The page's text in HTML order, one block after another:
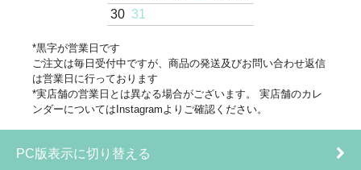
30 31
*黒字が営業日です
ご注文は毎日受付中ですが、商品の発送及びお問い合わせ返信
は営業日に行っております
*実店舗の営業日とは異なる場合がございます。 実店舗のカレ
ンダーについてはInstagramよりご確認ください。
PC版表示に切り替える